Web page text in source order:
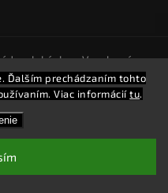
Ďalším prechádzaním tohto
Viac informáciítu.
kúskov. Vyrobené na
:)
. Všetky práva vyhradené.
Shoptak.cz.